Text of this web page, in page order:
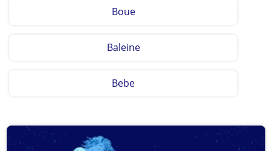
Boue
Baleine
Bebe